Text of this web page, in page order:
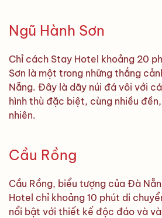
Ngũ Hành Sơn
Chỉ cách Stay Hotel khoảng 20
Sơn là một trong những thắng
Nẵng. Đây là dãy núi đá vôi với
hình thù đặc biệt, cùng nhiều
nhiên.
Cầu Rồng
Cầu Rồng, biểu tượng của Đà
Hotel chỉ khoảng 10 phút di
nổi bật với thiết kế độc đáo và